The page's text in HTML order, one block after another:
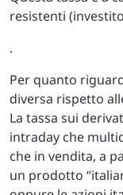
resistenti
.
Per quanto
diversa rispetto
La tassa sui
intraday che
che in vendita, a
un prodotto